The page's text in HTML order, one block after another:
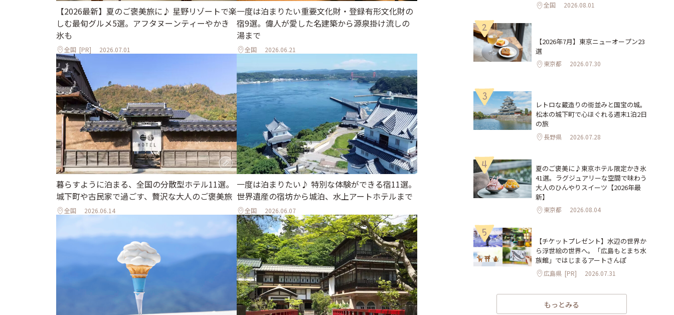
【2026最新】夏のご褒美旅に♪ 星野リゾートで楽
しむ最旬グルメ5選。アフタヌーンティーやかき
氷も
全国 [PR] 2026.07.01
一度は泊まりたい重要文化財・登録有形文化財の
宿9選。偉人が愛した名建築から源泉掛け流しの
湯まで
全国 2026.06.21
暮らすように泊まる、全国の分散型ホテル11選。
城下町や古民家で過ごす、贅沢な大人のご褒美旅
全国 2026.06.14
一度は泊まりたい♪ 特別な体験ができる宿11選。
世界遺産の宿坊から城泊、水上アートホテルまで
全国 2026.06.07
全国 2026.08.01
2
【2026年7月】東京ニューオープン23
選
東京都 2026.07.30
3
レトロな蔵造りの街並みと国宝の城。
松本の城下町で心ほぐれる週末1泊2日
の旅
長野県 2026.07.28
4
夏のご褒美に♪東京ホテル限定かき氷
41選。ラグジュアリーな空間で味わう
大人のひんやりスイーツ【2026年最
新】
東京都 2026.08.04
5
【チケットプレゼント】水辺の世界か
ら浮世絵の世界へ。「広島もとまち水
族館」ではじまるアートさんぽ
広島県 [PR] 2026.07.31
もっとみる